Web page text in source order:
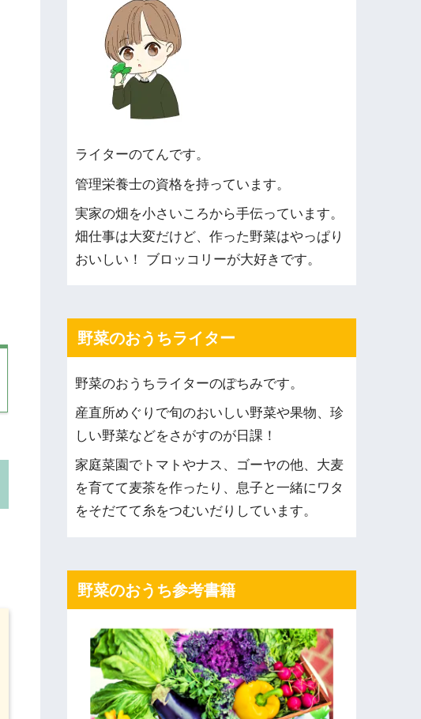
ライターのてんです。
管理栄養士の資格を持っています。
実家の畑を小さいころから手伝っています。
畑仕事は大変だけど、作った野菜はやっぱり
おいしい！ ブロッコリーが大好きです。
野菜のおうちライター
野菜のおうちライターのぽちみです。
産直所めぐりで旬のおいしい野菜や果物、珍
しい野菜などをさがすのが日課！
家庭菜園でトマトやナス、ゴーヤの他、大麦
を育てて麦茶を作ったり、息子と一緒にワタ
をそだてて糸をつむいだりしています。
野菜のおうち参考書籍